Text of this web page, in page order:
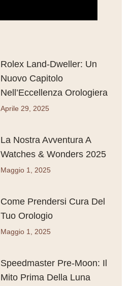
Rolex Land-Dweller: Un
Nuovo Capitolo
Nell’Eccellenza Orologiera
Aprile 29, 2025
La Nostra Avventura A
Watches & Wonders 2025
Maggio 1, 2025
Come Prendersi Cura Del
Tuo Orologio
Maggio 1, 2025
Speedmaster Pre-Moon: Il
Mito Prima Della Luna